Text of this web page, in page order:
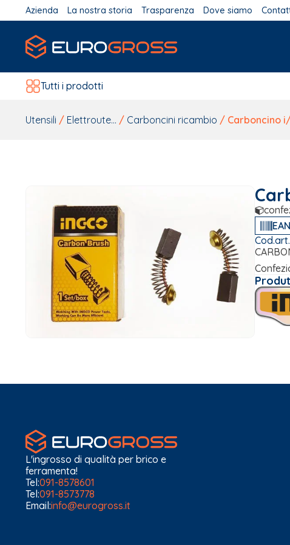
Azienda La nostra storia Trasparenza Dove siamo
Tutti i prodotti
Utensili / Elettroute... / Carboncini ricambio / Carboncino
EAN
Cod.art.
L'ingrosso di qualità per brico e
ferramenta!
Tel:091-8578601
Tel:091-8573778
Email:info@eurogross.it